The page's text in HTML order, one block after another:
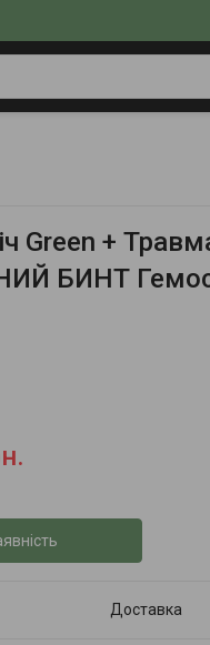
Green +
БИНТ
Доставка